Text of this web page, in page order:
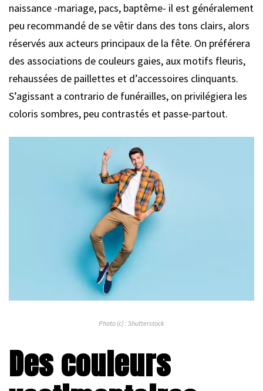
naissance -mariage, pacs, baptême- il est généralement
peu recommandé de se vêtir dans des tons clairs, alors
réservés aux acteurs principaux de la fête. On préférera
des associations de couleurs gaies, aux motifs fleuris,
rehaussées de paillettes et d’accessoires clinquants.
S’agissant a contrario de funérailles, on privilégiera les
coloris sombres, peu contrastés et passe-partout.
Photo (c) : Shutterstock
Des couleurs